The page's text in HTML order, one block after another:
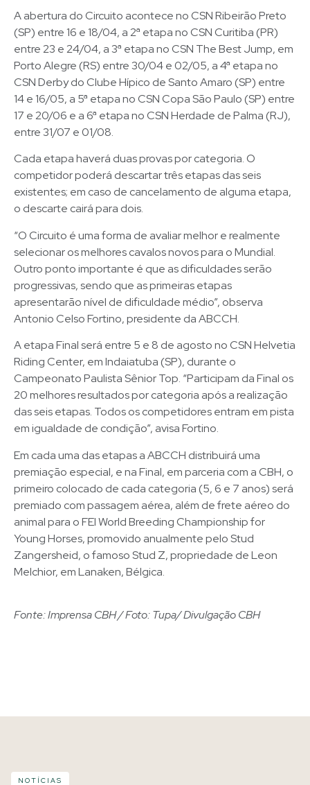
A abertura do Circuito acontece no CSN Ribeirão Preto
(SP) entre 16 e 18/04, a 2ª etapa no CSN Curitiba (PR)
entre 23 e 24/04, a 3ª etapa no CSN The Best Jump, em
Porto Alegre (RS) entre 30/04 e 02/05, a 4ª etapa no
CSN Derby do Clube Hípico de Santo Amaro (SP) entre
14 e 16/05, a 5ª etapa no CSN Copa São Paulo (SP) entre
17 e 20/06 e a 6ª etapa no CSN Herdade de Palma (RJ),
entre 31/07 e 01/08.
Cada etapa haverá duas provas por categoria. O
competidor poderá descartar três etapas das seis
existentes; em caso de cancelamento de alguma etapa,
o descarte cairá para dois.
“O Circuito é uma forma de avaliar melhor e realmente
selecionar os melhores cavalos novos para o Mundial.
Outro ponto importante é que as dificuldades serão
progressivas, sendo que as primeiras etapas
apresentarão nível de dificuldade médio”, observa
Antonio Celso Fortino, presidente da ABCCH.
A etapa Final será entre 5 e 8 de agosto no CSN Helvetia
Riding Center, em Indaiatuba (SP), durante o
Campeonato Paulista Sênior Top. “Participam da Final os
20 melhores resultados por categoria após a realização
das seis etapas. Todos os competidores entram em pista
em igualdade de condição”, avisa Fortino.
Em cada uma das etapas a ABCCH distribuirá uma
premiação especial, e na Final, em parceria com a CBH, o
primeiro colocado de cada categoria (5, 6 e 7 anos) será
premiado com passagem aérea, além de frete aéreo do
animal para o FEI World Breeding Championship for
Young Horses, promovido anualmente pelo Stud
Zangersheid, o famoso Stud Z, propriedade de Leon
Melchior, em Lanaken, Bélgica.
Fonte: Imprensa CBH / Foto: Tupa/ Divulgação CBH
NOTÍCIAS